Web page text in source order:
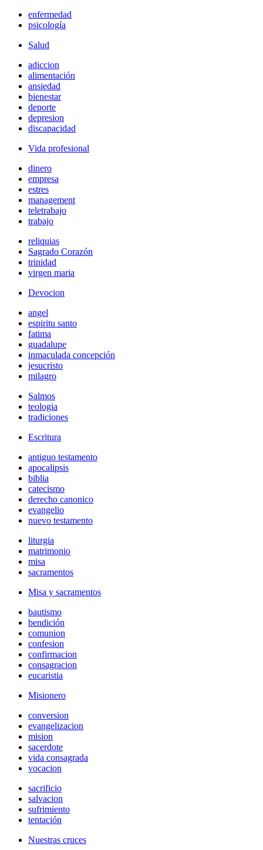
enfermedad
psicología
Salud
adiccion
alimentación
ansiedad
bienestar
deporte
depresion
discapacidad
Vida profesional
dinero
empresa
estres
management
teletrabajo
trabajo
reliquias
Sagrado Corazón
trinidad
virgen maria
Devocion
angel
espiritu santo
fatima
guadalupe
inmaculada concepción
jesucristo
milagro
Salmos
teologia
tradiciones
Escritura
antiguo testamento
apocalipsis
biblia
catecismo
derecho canonico
evangelio
nuevo testamento
liturgia
matrimonio
misa
sacramentos
Misa y sacramentos
bautismo
bendición
comunion
confesion
confirmacion
consagracion
eucaristia
Misionero
conversion
evangelizacion
mision
sacerdote
vida consagrada
vocacion
sacrificio
salvacion
sufrimiento
tentación
Nuestras cruces